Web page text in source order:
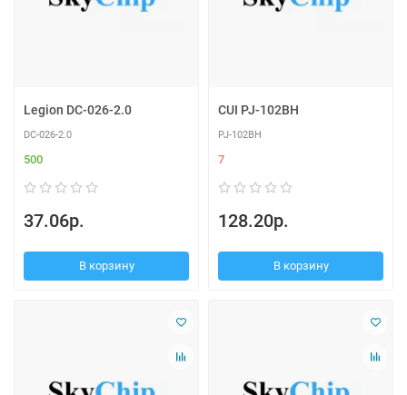
Legion DC-026-2.0
DC-026-2.0
500
37.06р.
В корзину
CUI PJ-102BH
PJ-102BH
7
128.20р.
В корзину